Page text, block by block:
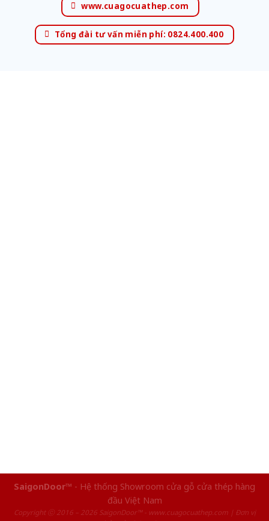
www.cuagocuathep.com
Tổng đài tư vấn miễn phí: 0824.400.400
SaigonDoor™ - Hệ thống Showroom cửa gỗ cửa thép hàng
đầu Việt Nam
Copyright ⓒ 2016 – 2026 SaigonDoor™ - www.cuagocuathep.com | Đơn vị